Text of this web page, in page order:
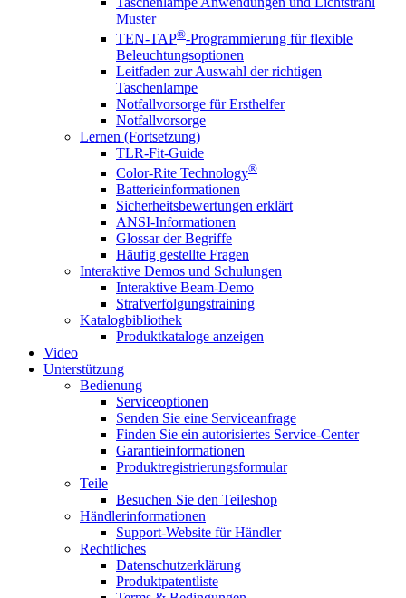
Muster
TEN-TAP®-Programmierung für flexible
Beleuchtungsoptionen
Leitfaden zur Auswahl der richtigen
Taschenlampe
Notfallvorsorge für Ersthelfer
Notfallvorsorge
Lernen (Fortsetzung)
TLR-Fit-Guide
Color-Rite Technology®
Batterieinformationen
Sicherheitsbewertungen erklärt
ANSI-Informationen
Glossar der Begriffe
Häufig gestellte Fragen
Interaktive Demos und Schulungen
Interaktive Beam-Demo
Strafverfolgungstraining
Katalogbibliothek
Produktkataloge anzeigen
Video
Unterstützung
Bedienung
Serviceoptionen
Senden Sie eine Serviceanfrage
Finden Sie ein autorisiertes Service-Center
Garantieinformationen
Produktregistrierungsformular
Teile
Besuchen Sie den Teileshop
Händlerinformationen
Support-Website für Händler
Rechtliches
Datenschutzerklärung
Produktpatentliste